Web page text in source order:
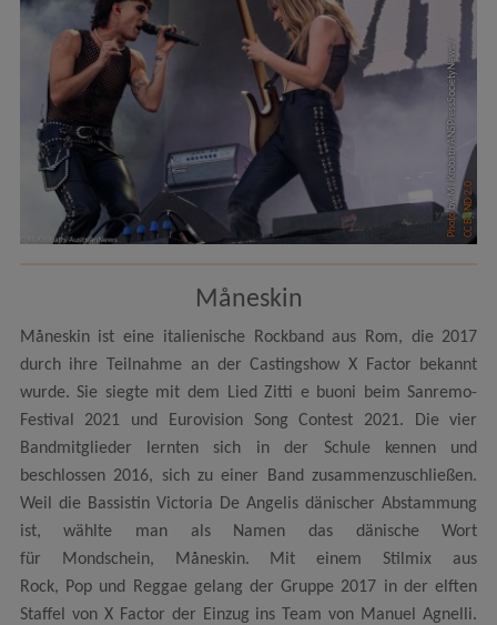
Photo
by M. Krobath ANSPressSocietyNews /CC BY-ND 2.0
Måneskin
Måneskin ist eine italienische Rockband aus Rom, die 2017
durch ihre Teilnahme an der Castingshow X Factor bekannt
wurde. Sie siegte mit dem Lied Zitti e buoni beim Sanremo-
Festival 2021 und Eurovision Song Contest 2021. Die vier
Bandmitglieder lernten sich in der Schule kennen und
beschlossen 2016, sich zu einer Band zusammenzuschließen.
Weil die Bassistin Victoria De Angelis dänischer Abstammung
ist, wählte man als Namen das dänische Wort
für Mondschein, Måneskin. Mit einem Stilmix aus
Rock, Pop und Reggae gelang der Gruppe 2017 in der elften
Staffel von X Factor der Einzug ins Team von Manuel Agnelli.